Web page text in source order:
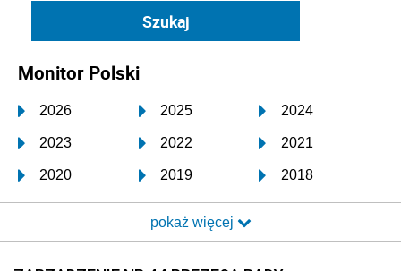
Monitor Polski
2026 2025 2024
2023 2022 2021
2020 2019 2018
2017 2016 2015
2014 2013 2012
pokaż więcej